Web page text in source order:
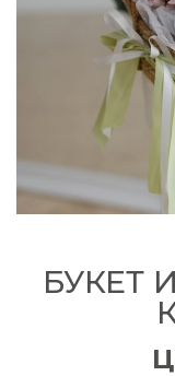
БУКЕТ